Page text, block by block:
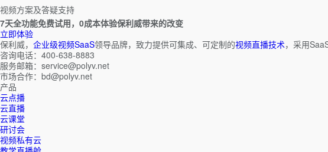
视频方案及答疑支持
7天全功能免费试用，0成本体验保利威带来的改变
立即体验
保利威， 企业级视频SaaS领导品牌，致力提供可集成、可定制的视频直播技术，采用
咨询电话：400-638-8883
服务邮箱：service@polyv.net
市场合作：bd@polyv.net
产品
云点播
云直播
云课堂
研讨会
视频私有云